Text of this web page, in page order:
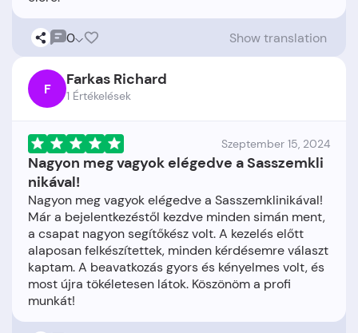
0 Show translation
F Farkas Richard
1 Értékelések
Szeptember 15, 2024
Nagyon meg vagyok elégedve a Sasszemkli
nikával!
Nagyon meg vagyok elégedve a Sasszemklinikával!
Már a bejelentkezéstől kezdve minden simán ment,
a csapat nagyon segítőkész volt. A kezelés előtt
alaposan felkészítettek, minden kérdésemre választ
kaptam. A beavatkozás gyors és kényelmes volt, és
most újra tökéletesen látok. Köszönöm a profi